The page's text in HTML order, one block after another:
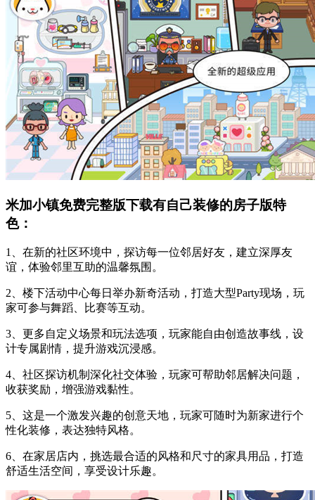
米加小镇免费完整版下载有自己装修的房子版特
色：
1、在新的社区环境中，探访每一位邻居好友，建立深厚友
谊，体验邻里互助的温馨氛围。
2、楼下活动中心每日举办新奇活动，打造大型Party现场，玩
家可参与舞蹈、比赛等互动。
3、更多自定义场景和玩法选项，玩家能自由创造故事线，设
计专属剧情，提升游戏沉浸感。
4、社区探访机制深化社交体验，玩家可帮助邻居解决问题，
收获奖励，增强游戏黏性。
5、这是一个激发兴趣的创意天地，玩家可随时为新家进行个
性化装修，表达独特风格。
6、在家居店内，挑选最合适的风格和尺寸的家具用品，打造
舒适生活空间，享受设计乐趣。